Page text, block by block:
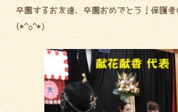
卒園するお友達、卒園おめでとう！保護
(*^o^*)